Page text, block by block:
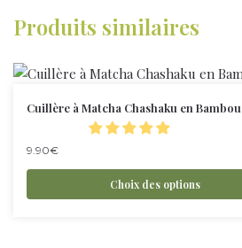
Produits similaires
Cuillère à Matcha Chashaku en Bambou
9.90€
Choix des options